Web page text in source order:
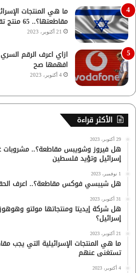
ما هي المنتجات
مقاطعتها؟.. 65 منتج تقدر تستغنى عنهم
21 أكتوبر، 2023
ازاي اعرف الرقم
افهمها صح
4 أكتوبر، 2023
الأكثر قراءة
29 أكتوبر، 2023
هل فيروز وشويبس مقاطعة؟.. مشروبات
إسرائيل وتؤيد فلسطين
1 نوفمبر، 2023
هل شيبسي فوكس مقاطعة؟.. اعرف
31 أكتوبر، 2023
هل شركة إيديتا ومنتجاتها مولتو
إسرائيل؟
21 أكتوبر، 2023
تستغنى عنهم
4 أكتوبر، 2023